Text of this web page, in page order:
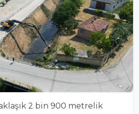
2 bin 900 metrelik